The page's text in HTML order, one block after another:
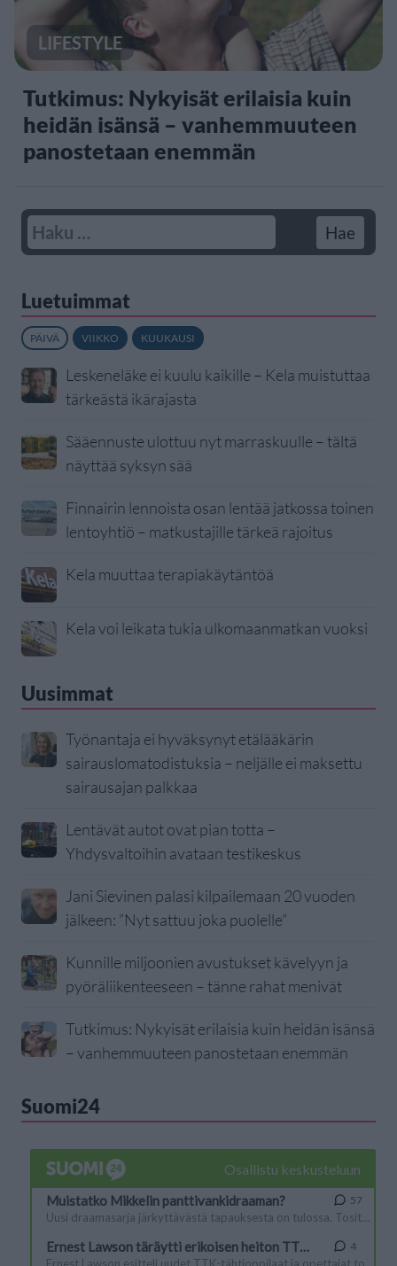
LIFESTYLE
Tutkimus: Nykyisät erilaisia kuin
heidän isänsä – vanhemmuuteen
panostetaan enemmän
Luetuimmat
PÄIVÄ VIIKKO KUUKAUSI
Leskeneläke ei kuulu kaikille – Kela muistuttaa
tärkeästä ikärajasta
Sääennuste ulottuu nyt marraskuulle – tältä
näyttää syksyn sää
Finnairin lennoista osan lentää jatkossa toinen
lentoyhtiö – matkustajille tärkeä rajoitus
Kela muuttaa terapiakäytäntöä
Kela voi leikata tukia ulkomaanmatkan vuoksi
Uusimmat
Työnantaja ei hyväksynyt etälääkärin
sairauslomatodistuksia – neljälle ei maksettu
sairausajan palkkaa
Lentävät autot ovat pian totta –
Yhdysvaltoihin avataan testikeskus
Jani Sievinen palasi kilpailemaan 20 vuoden
jälkeen: ”Nyt sattuu joka puolelle”
Kunnille miljoonien avustukset kävelyyn ja
pyöräliikenteeseen – tänne rahat menivät
Tutkimus: Nykyisät erilaisia kuin heidän isänsä
– vanhemmuuteen panostetaan enemmän
Suomi24